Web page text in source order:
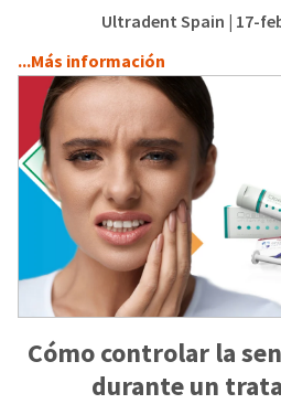
Ultradent Spain | 17-
...Más información
Cómo controlar la
durante un